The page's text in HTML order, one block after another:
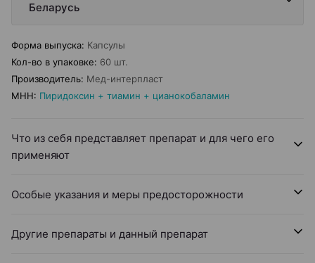
Беларусь
Форма выпуска: Капсулы
Кол-во в упаковке: 60 шт.
Производитель: Мед-интерпласт
МНН: Пиридоксин + тиамин + цианокобаламин
Что из себя представляет препарат и для чего его
применяют
Особые указания и меры предосторожности
Другие препараты и данный препарат